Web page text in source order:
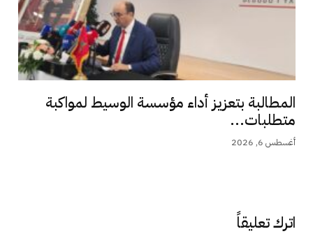
المطالبة بتعزيز أداء مؤسسة الوسيط لمواكبة
متطلبات...
أغسطس 6, 2026
اترك تعليقاً